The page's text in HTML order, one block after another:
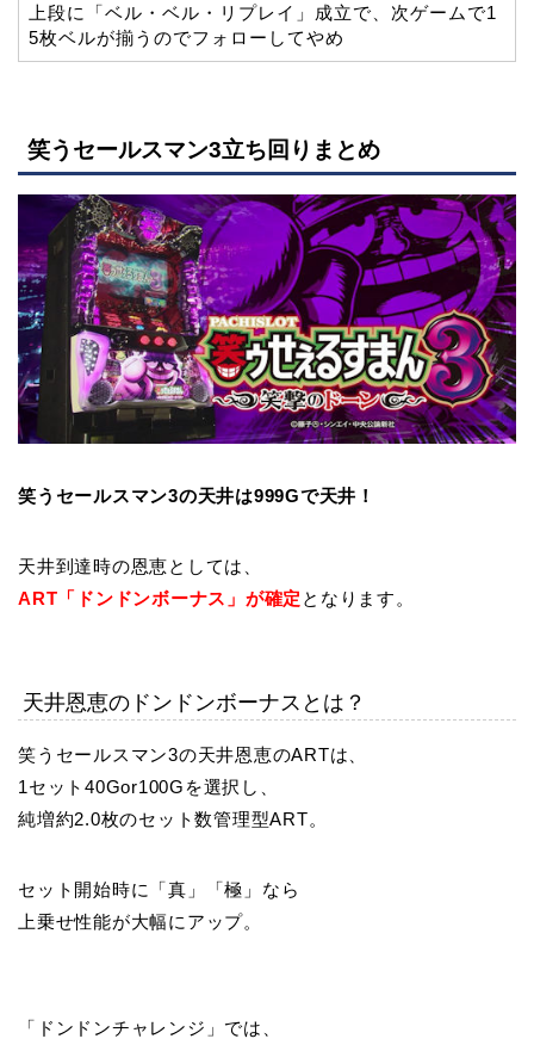
上段に「ベル・ベル・リプレイ」成立で、次ゲームで1
5枚ベルが揃うのでフォローしてやめ
笑うセールスマン3立ち回りまとめ
笑うセールスマン3の天井は999Gで天井！
天井到達時の恩恵としては、
ART「ドンドンボーナス」が確定 となります。
天井恩恵のドンドンボーナスとは？
笑うセールスマン3の天井恩恵のARTは、
1セット40Gor100Gを選択し、
純増約2.0枚のセット数管理型ART。
セット開始時に「真」「極」なら
上乗せ性能が大幅にアップ。
「ドンドンチャレンジ」では、